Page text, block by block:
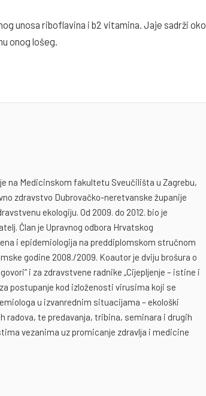
unosa riboflavina i b2 vitamina. Jaje sadrži oko
onog lošeg.
je na Medicinskom fakultetu Sveučilišta u Zagrebu,
zdravstvo Dubrovačko-neretvanske županije
ekologiju. Od 2009. do 2012. bio je
Član je Upravnog odbora Hrvatskog
i epidemiologija na preddiplomskom stručnom
godine 2008./2009. Koautor je dviju brošura o
i za zdravstvene radnike „Cijepljenje – istine i
postupanje kod izloženosti virusima koji se
u izvanrednim situacijama – ekološki
radova, te predavanja, tribina, seminara i drugih
vezanima uz promicanje zdravlja i medicine